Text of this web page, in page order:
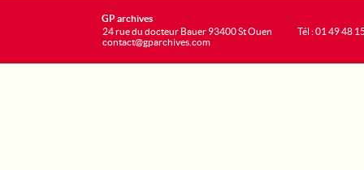
GP archives
24 rue du docteur Bauer 93400 St Ouen
contact@gparchives.com
Tél : 01 49 48